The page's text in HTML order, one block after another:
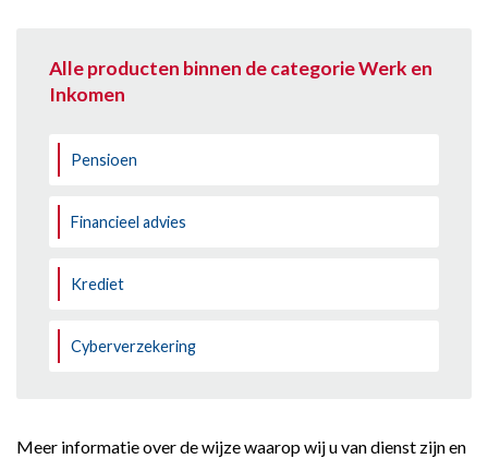
Alle producten binnen de categorie Werk en
Inkomen
Pensioen
Financieel advies
Krediet
Cyberverzekering
Meer informatie over de wijze waarop wij u van dienst zijn en